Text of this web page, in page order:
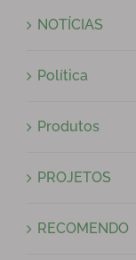
NOTÍCIAS
Política
Produtos
PROJETOS
RECOMENDO